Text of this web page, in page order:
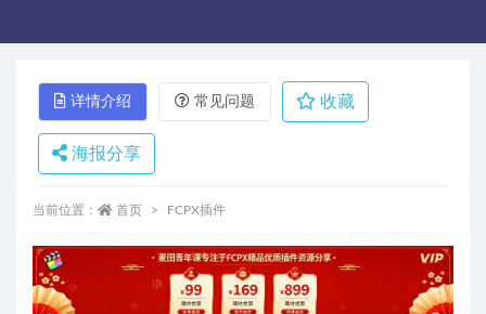
详情介绍 常见问题 收藏
海报分享
当前位置： 首页 FCPX插件